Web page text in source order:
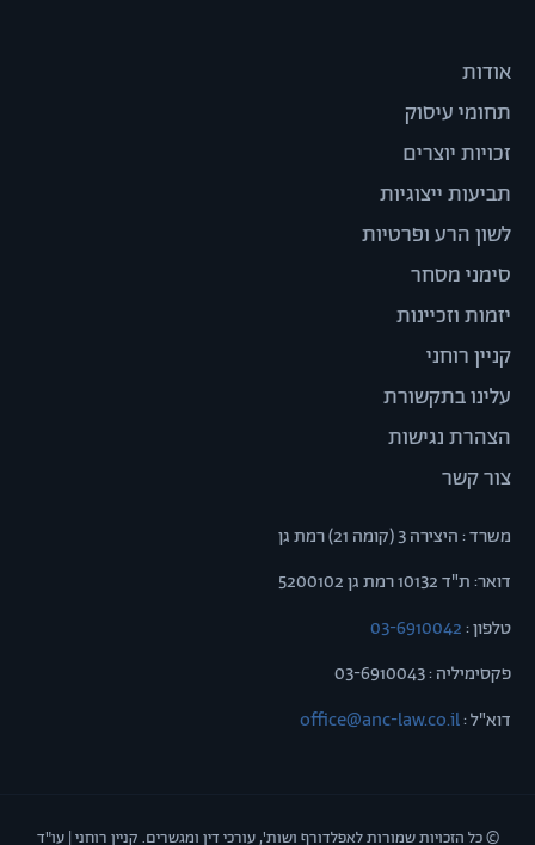
אודות
תחומי עיסוק
זכויות יוצרים
תביעות ייצוגיות
לשון הרע ופרטיות
סימני מסחר
יזמות וזכיינות
קניין רוחני
עלינו בתקשורת
הצהרת נגישות
צור קשר
משרד : היצירה 3 (קומה 21) רמת גן
דואר: ת"ד 10132 רמת גן 5200102
טלפון :03-6910042
פקסימיליה : 03-6910043
דוא"ל :office@anc-law.co.il
© כל הזכויות שמורות לאפלדורף ושות', עורכי דין ומגשרים. קניין רוחני | עו"ד